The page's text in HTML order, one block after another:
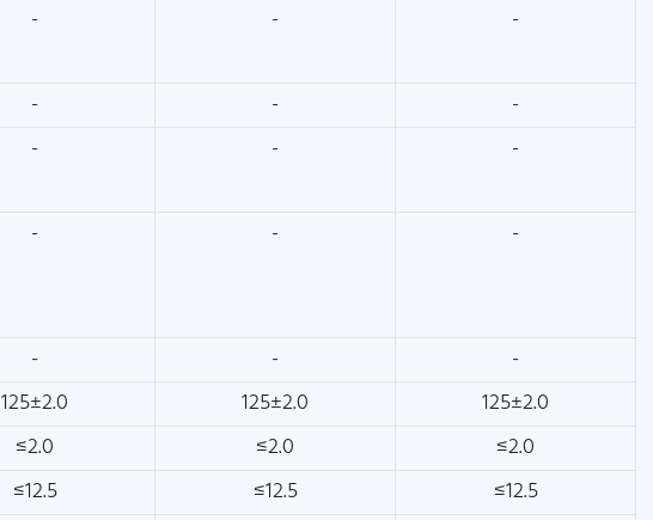
- - -
- -
-
- - -
- - -
- -
-
125±2.0 125±2.0
125±2.0
≤2.0 ≤2.0
≤2.0
≤12.5 ≤12.5
≤12.5